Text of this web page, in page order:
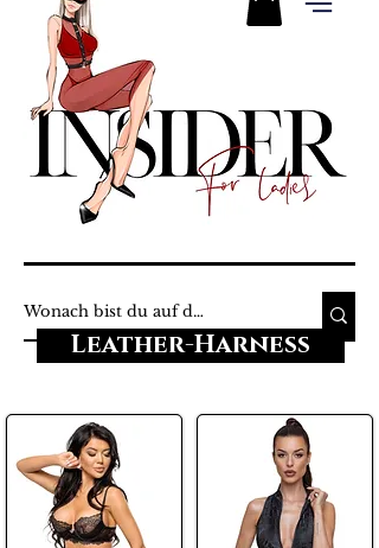
Leather-Harness